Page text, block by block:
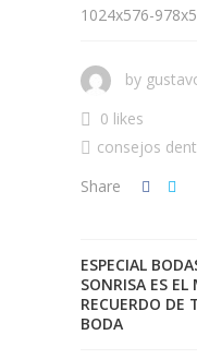
by
0 likes
consejos
Share
ESPECIAL
SONRISA ES EL
RECUERDO DE
BODA